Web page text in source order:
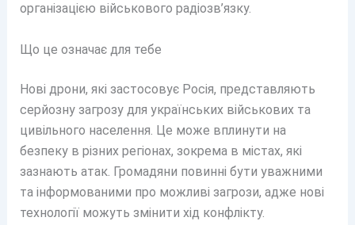
організацією військового радіозв’язку.
Що це означає для тебе
Нові дрони, які застосовує Росія, представляють
серйозну загрозу для українських військових та
цивільного населення. Це може вплинути на
безпеку в різних регіонах, зокрема в містах, які
зазнають атак. Громадяни повинні бути уважними
та інформованими про можливі загрози, адже нові
технології можуть змінити хід конфлікту.